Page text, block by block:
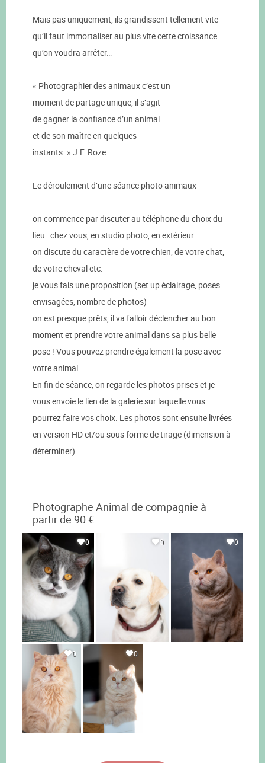
Mais pas uniquement, ils grandissent tellement vite
qu’il faut immortaliser au plus vite cette croissance
qu’on voudra arrêter…
« Photographier des animaux c’est un
moment de partage unique, il s’agit
de gagner la confiance d’un animal
et de son maître en quelques
instants. » J.F. Roze
Le déroulement d’une séance photo animaux
on commence par discuter au téléphone du choix du
lieu : chez vous, en studio photo, en extérieur
on discute du caractère de votre chien, de votre chat,
de votre cheval etc.
je vous fais une proposition (set up éclairage, poses
envisagées, nombre de photos)
on est presque prêts, il va falloir déclencher au bon
moment et prendre votre animal dans sa plus belle
pose ! Vous pouvez prendre également la pose avec
votre animal.
En fin de séance, on regarde les photos prises et je
vous envoie le lien de la galerie sur laquelle vous
pourrez faire vos choix. Les photos sont ensuite livrées
en version HD et/ou sous forme de tirage (dimension à
déterminer)
Photographe Animal de compagnie à
partir de 90 €
0 0 0
0 0